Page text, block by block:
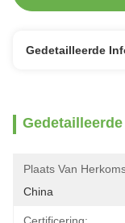
Gedetailleerde
Plaats Van
China